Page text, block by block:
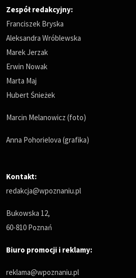
Zespół redakcyjny:
Franciszek Bryska
Aleksandra Wróblewska
Marek Jerzak
Erwin Nowak
Marta Maj
Hubert Śnieżek
Marcin Melanowicz (foto)
Anna Pohorielova (grafika)
Kontakt:
redakcja@wpoznaniu.pl
Bukowska 12,
60-810 Poznań
Biuro promocji i reklamy:
reklama@wpoznaniu.pl